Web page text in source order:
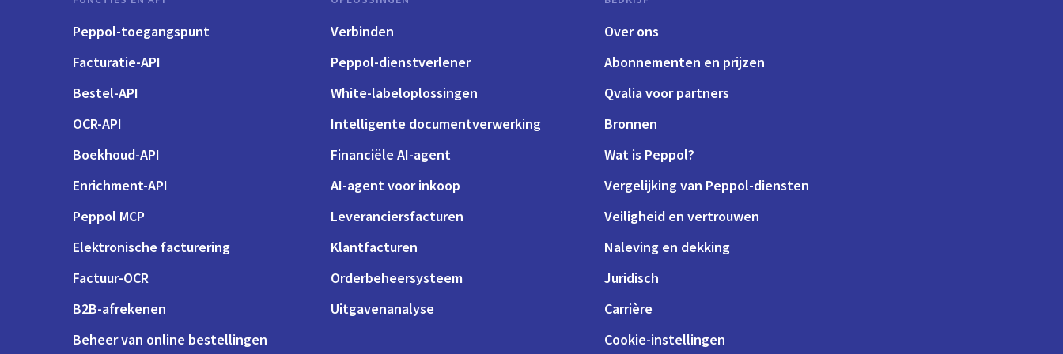
Peppol-toegangspunt
Facturatie-API
Bestel-API
OCR-API
Boekhoud-API
Enrichment-API
Peppol MCP
Elektronische facturering
Factuur-OCR
B2B-afrekenen
Beheer van online bestellingen
Verbinden
Peppol-dienstverlener
White-labeloplossingen
Intelligente documentverwerking
Financiële AI-agent
AI-agent voor inkoop
Leveranciersfacturen
Klantfacturen
Orderbeheersysteem
Uitgavenanalyse
Over ons
Abonnementen en prijzen
Qvalia voor partners
Bronnen
Wat is Peppol?
Vergelijking van Peppol-diensten
Veiligheid en vertrouwen
Naleving en dekking
Juridisch
Carrière
Cookie-instellingen